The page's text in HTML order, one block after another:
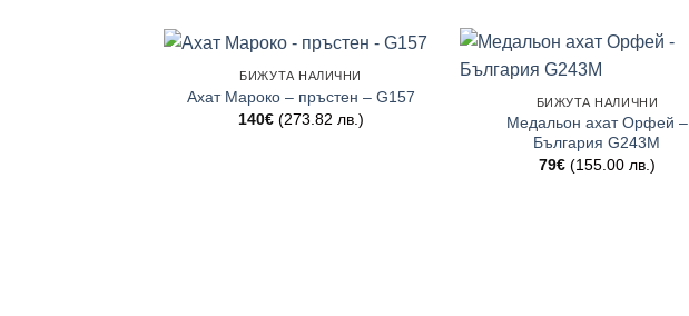
БИЖУТА НАЛИЧНИ
Ахат Мароко – пръстен – G157
140€ (273.82 лв.)
БИЖУТА НАЛИЧНИ
Медальон ахат Орфей –
България G243M
79€ (155.00 лв.)